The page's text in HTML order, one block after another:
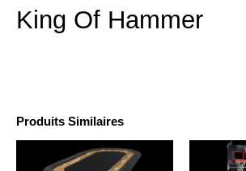
King Of Hammer
Produits Similaires